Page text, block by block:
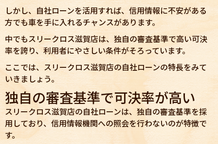
しかし、自社ローンを活用すれば、信用情報に不安がある
方でも車を手に入れるチャンスがあります。
中でもスリークロス滋賀店は、独自の審査基準で高い可決
率を誇り、利用者にやさしい条件がそろっています。
ここでは、スリークロス滋賀店の自社ローンの特長をみて
いきましょう。
独自の審査基準で可決率が高い
スリークロス滋賀店の自社ローンは、独自の審査基準を採
用しており、信用情報機関への照会を行わないのが特徴で
す。